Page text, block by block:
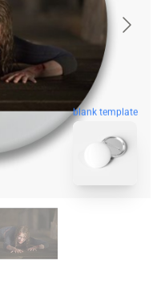
blank template